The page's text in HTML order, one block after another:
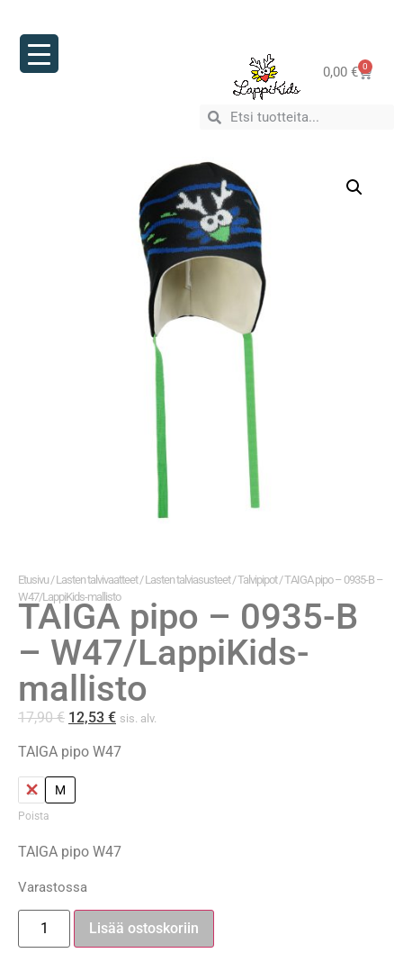
0,00 € 0
Etusivu /Lasten talvivaatteet/Lasten talviasusteet/Talvipipot/ TAIGA pipo – 0935-B –
W47/LappiKids-mallisto
TAIGA pipo – 0935-B
– W47/LappiKids-
mallisto
17,90€ 12,53 € sis. alv.
TAIGA pipo W47
L M
Poista
TAIGA pipo W47
Varastossa
Lisää ostoskoriin